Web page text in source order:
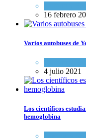
16 febrero
Varios autobuses de
4 julio 2021
Los científicos
hemoglobina